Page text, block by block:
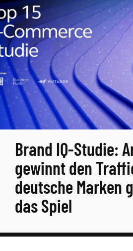
Brand IQ-Studie:
gewinnt den
deutsche Marken
das Spiel